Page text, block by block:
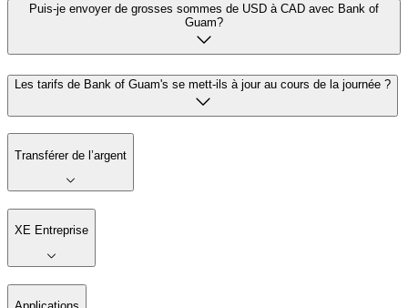
Puis-je envoyer de grosses sommes de USD à CAD avec Bank of
Guam?
Les tarifs de Bank of Guam's se mett-ils à jour au cours de la journée ?
Transférer de l’argent
XE Entreprise